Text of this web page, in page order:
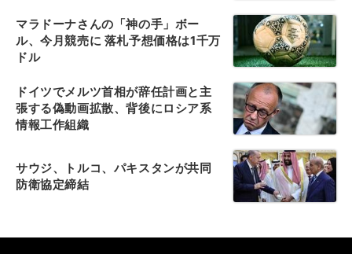
マラドーナさんの「神の手」ボー
ル、今月競売に 落札予想価格は1千万
ドル
ドイツでメルツ首相が辞任計画と主
張する偽動画拡散、背後にロシア系
情報工作組織
サウジ、トルコ、パキスタンが共同
防衛協定締結